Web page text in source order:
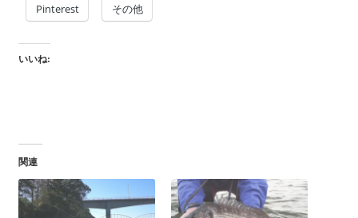
Pinterest その他
いいね:
関連